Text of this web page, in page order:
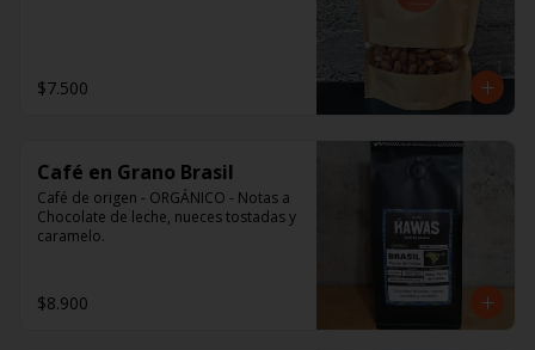
$7.500
Café en Grano Brasil
Café de origen - ORGÁNICO - Notas a
Chocolate de leche, nueces tostadas y
caramelo.
$8.900